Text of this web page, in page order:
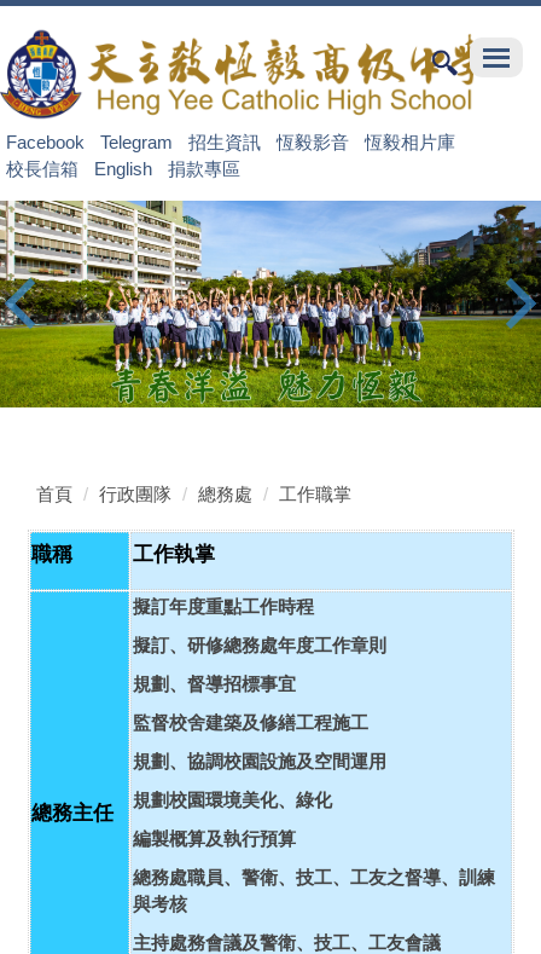
到
主
要
內
容
區
Facebook Telegram 招生資訊 恆毅影音
恆毅相片庫
校長信箱
English 捐款專區
首頁 行政團隊 總務處 工作職掌
職稱 工作執掌
總務主任
擬訂年度重點工作時程
擬訂、研修總務處年度工作章則
規劃、督導招標事宜
監督校舍建築及修繕工程施工
規劃、協調校園設施及空間運用
規劃校園環境美化、綠化
編製概算及執行預算
總務處職員、警衛、技工、工友之督導、訓練
與考核
主持處務會議及警衛、技工、工友會議